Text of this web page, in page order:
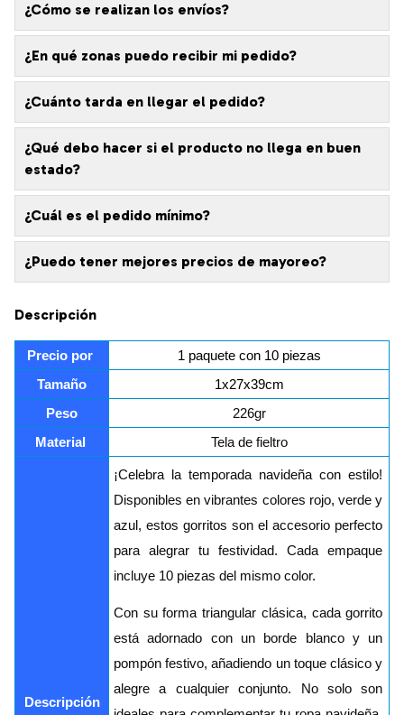
¿Cómo se realizan los envíos?
¿En qué zonas puedo recibir mi pedido?
¿Cuánto tarda en llegar el pedido?
¿Qué debo hacer si el producto no llega en buen
estado?
¿Cuál es el pedido mínimo?
¿Puedo tener mejores precios de mayoreo?
Descripción
Precio por
1 paquete con 10 piezas
Tamaño
1x27x39cm
Peso
226gr
Material
Tela de fieltro
Descripción
¡Celebra la temporada navideña con estilo!
Disponibles en vibrantes colores rojo, verde y
azul, estos gorritos son el accesorio perfecto
para alegrar tu festividad. Cada empaque
incluye 10 piezas del mismo color.
Con su forma triangular clásica, cada gorrito
está adornado con un borde blanco y un
pompón festivo, añadiendo un toque clásico y
alegre a cualquier conjunto. No solo son